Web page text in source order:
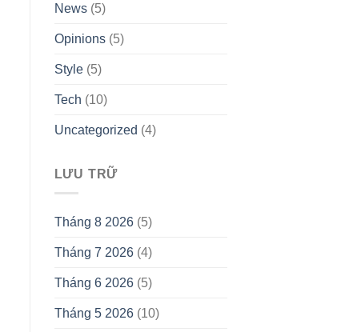
News(5)
Opinions(5)
Style(5)
Tech (10)
Uncategorized (4)
LƯU TRỮ
Tháng 8 2026(5)
Tháng 7 2026(4)
Tháng 6 2026(5)
Tháng 5 2026(10)